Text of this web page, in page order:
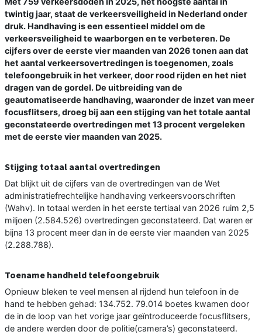
twintig jaar, staat de verkeersveiligheid in Nederland onder
druk. Handhaving is een essentieel middel om de
verkeersveiligheid te waarborgen en te verbeteren. De
cijfers over de eerste vier maanden van 2026 tonen aan dat
het aantal verkeersovertredingen is toegenomen, zoals
telefoongebruik in het verkeer, door rood rijden en het niet
dragen van de gordel. De uitbreiding van de
geautomatiseerde handhaving, waaronder de inzet van meer
focusflitsers, droeg bij aan een stijging van het totale aantal
geconstateerde overtredingen met 13 procent vergeleken
met de eerste vier maanden van 2025.
Stijging totaal aantal overtredingen
Dat blijkt uit de cijfers van de overtredingen van de Wet
administratiefrechtelijke handhaving verkeersvoorschriften
(Wahv). In totaal werden in het eerste tertiaal van 2026 ruim 2,5
miljoen (2.584.526) overtredingen geconstateerd. Dat waren er
bijna 13 procent meer dan in de eerste vier maanden van 2025
(2.288.788).
Toename handheld telefoongebruik
Opnieuw bleken te veel mensen al rijdend hun telefoon in de
hand te hebben gehad: 134.752. 79.014 boetes kwamen door
de in de loop van het vorige jaar geïntroduceerde focusflitsers,
de andere werden door de politie(camera’s) geconstateerd.